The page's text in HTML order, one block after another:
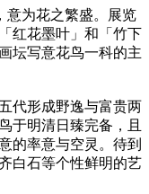
意为花之繁盛。展览
红花墨叶」和「竹下
坛写意花鸟一科的主
代形成野逸与富贵两
于明清日臻完备，且
的率意与空灵。待到
白石等个性鲜明的艺